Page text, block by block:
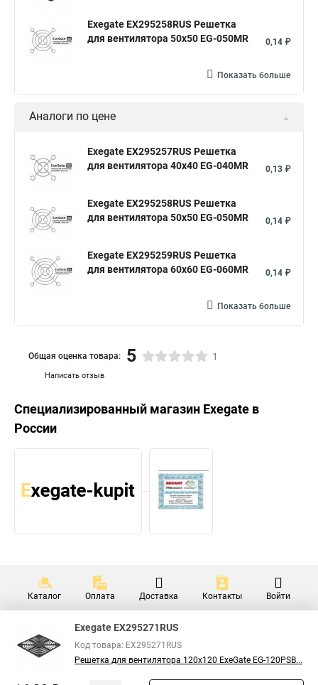
Exegate EX295258RUS Решетка
для вентилятора 50х50 EG-050MR
0,14 ₽
Показать больше
Аналоги по цене
Exegate EX295257RUS Решетка
для вентилятора 40x40 EG-040MR
0,13 ₽
Exegate EX295258RUS Решетка
для вентилятора 50х50 EG-050MR
0,14 ₽
Exegate EX295259RUS Решетка
для вентилятора 60x60 EG-060MR
0,14 ₽
Показать больше
Написать отзыв
Общая оценка товара: 5 1
Специализированный магазин Exegate в
России
Каталог Оплата Доставка Контакты Войти
Exegate EX295271RUS
Код товара: EX295271RUS
Решетка для вентилятора 120x120 ExeGate EG-120PSB...